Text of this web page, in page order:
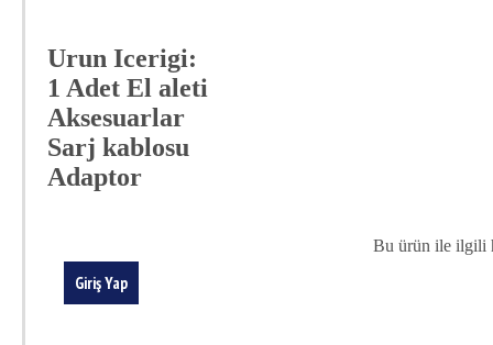
Urun Icerigi:
1 Adet El aleti
Aksesuarlar
Sarj kablosu
Adaptor
Bu ürün ile ilgili
Giriş Yap